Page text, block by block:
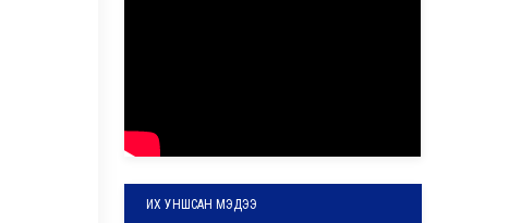
ИХ УНШСАН МЭДЭЭ